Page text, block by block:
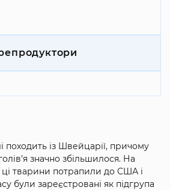
походить із Швейцарії, причому
значно збільшилося. На
ці тварини потрапили до США і
були зареєстровані як підгрупа